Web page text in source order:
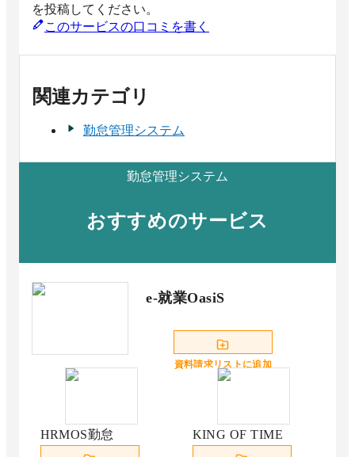
を投稿してください。
このサービスの口コミを書く
関連カテゴリ
勤怠管理システム
勤怠管理システム
おすすめのサービス
e-就業OasiS
資料請求リストに追加
HRMOS勤怠 KING OF TIME